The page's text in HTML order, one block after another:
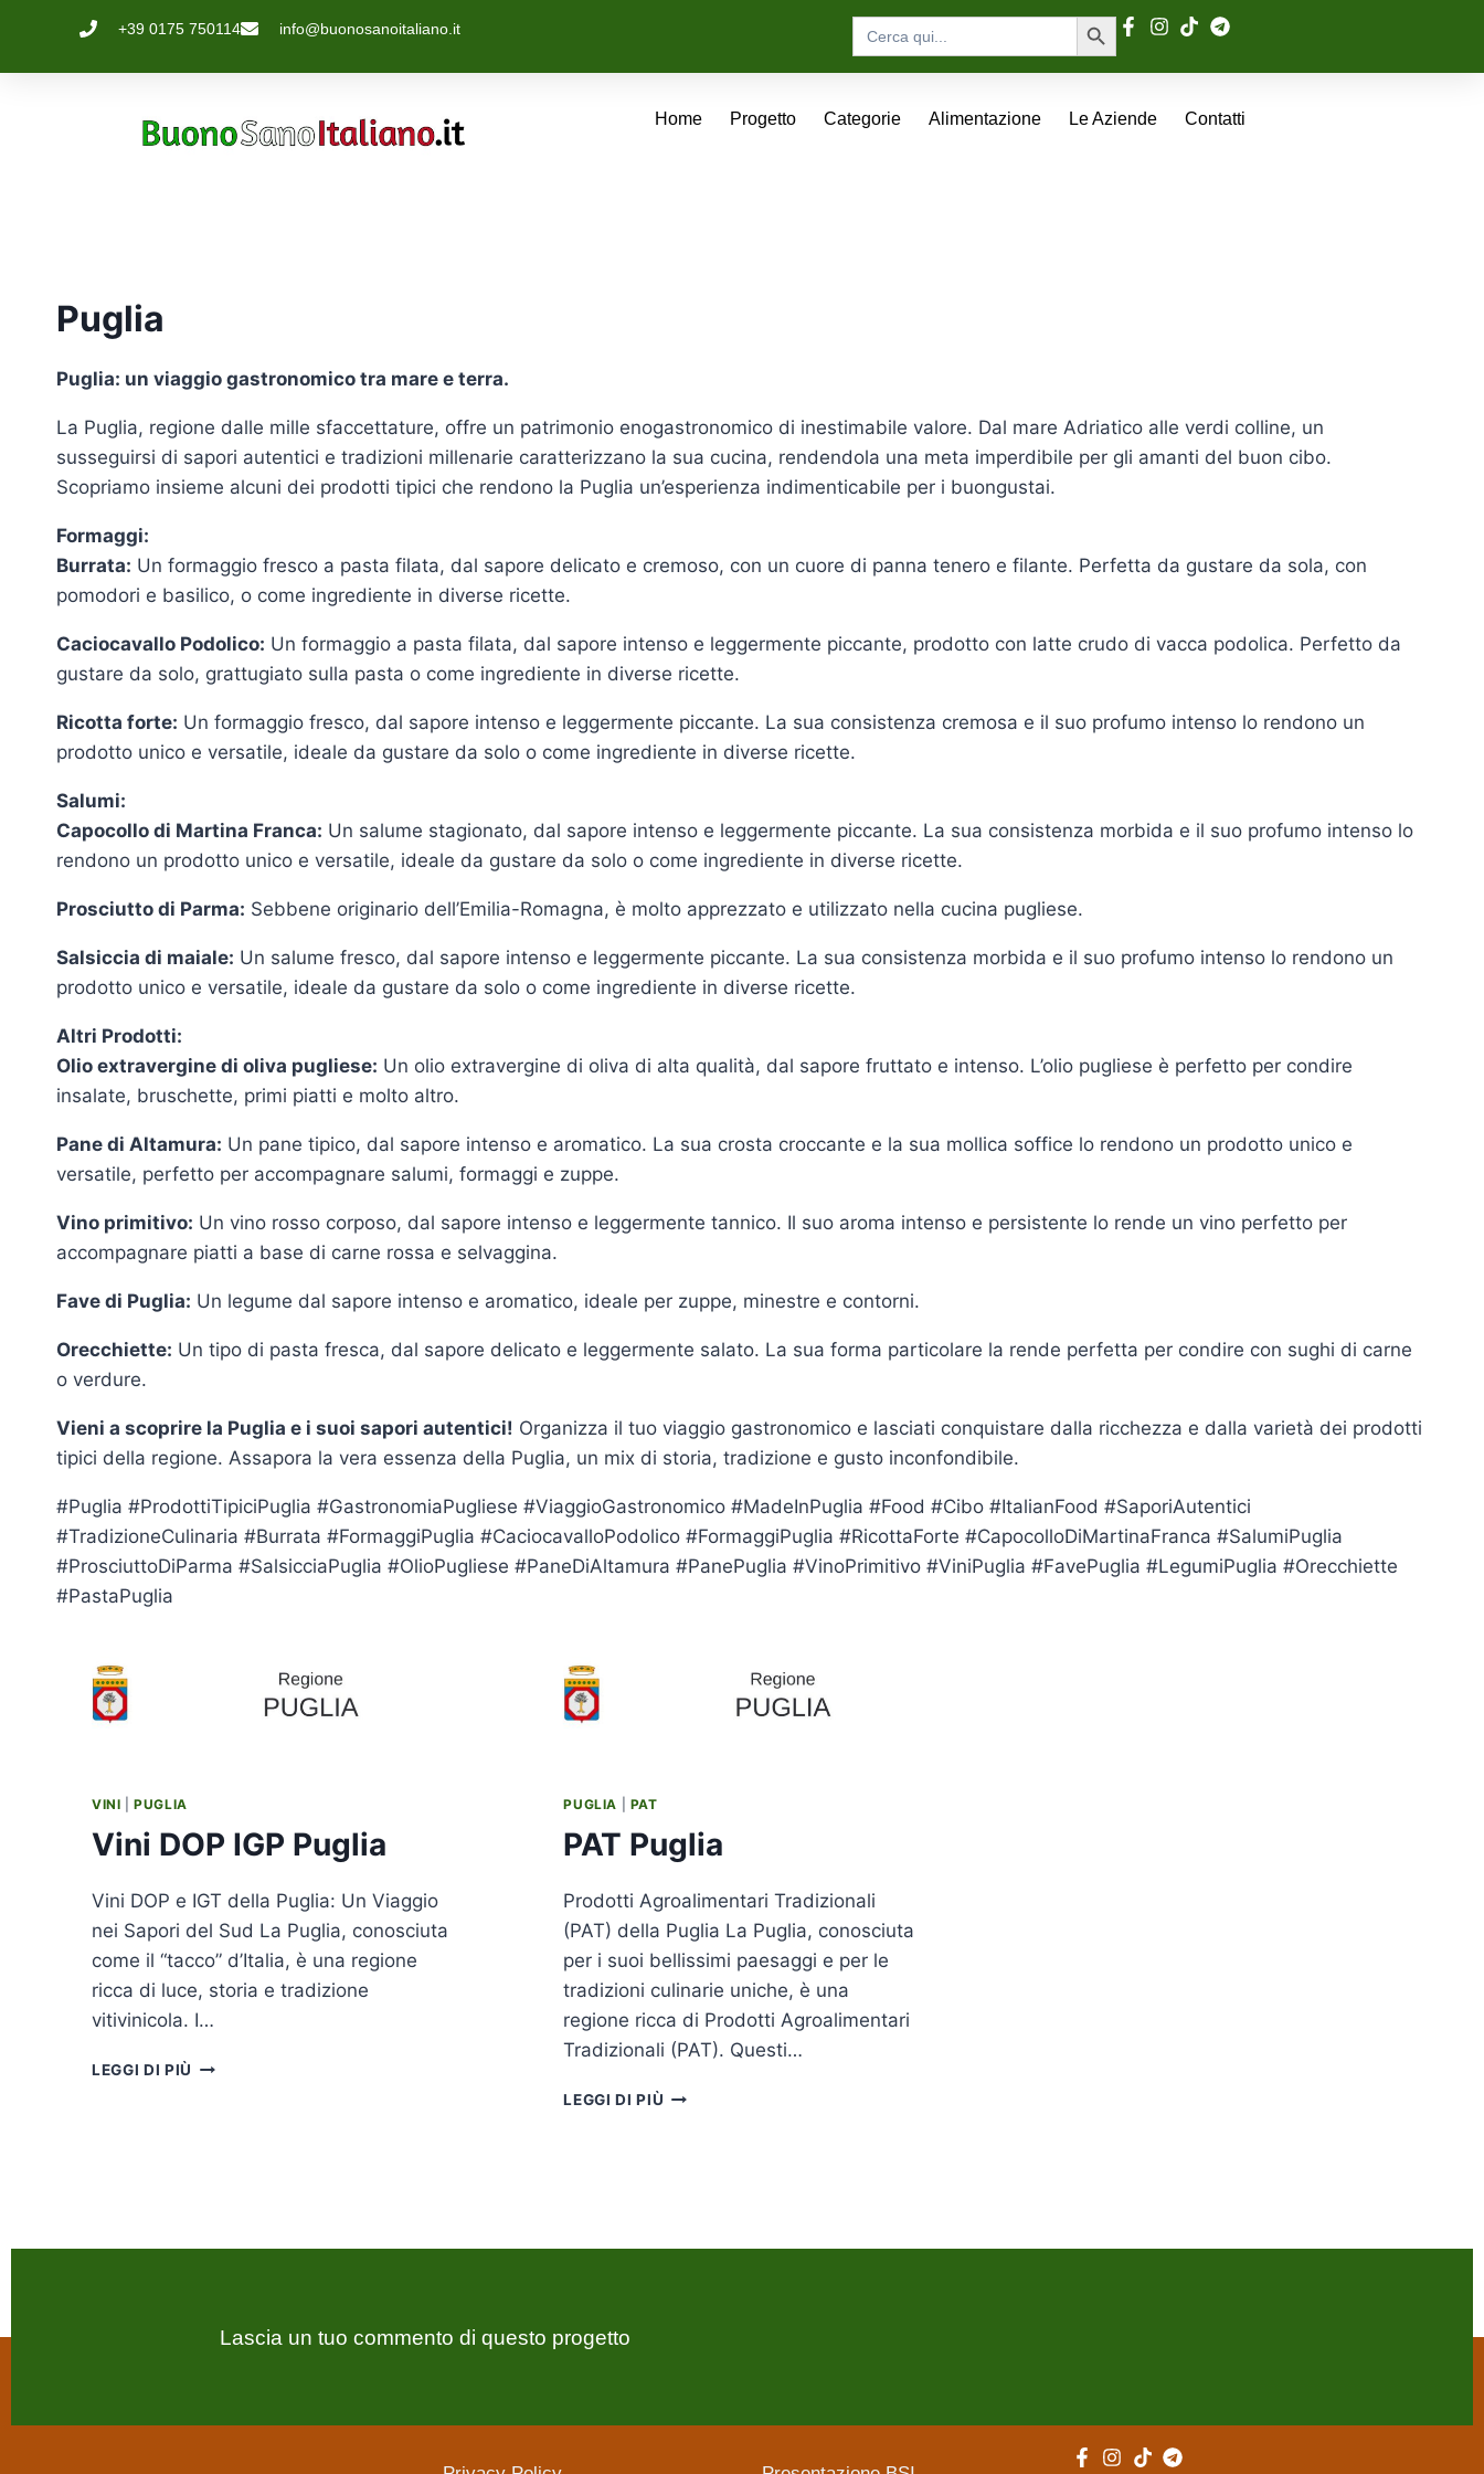
+39 0175 750114 info@buonosanoitaliano.it
Search
for:
Search Button
Home Progetto Categorie Alimentazione Le Aziende Contatti
Puglia
Puglia: un viaggio gastronomico tra mare e terra.
La Puglia, regione dalle mille sfaccettature, offre un patrimonio enogastronomico di inestimabile valore. Dal mare Adriatico alle verdi colline, un
susseguirsi di sapori autentici e tradizioni millenarie caratterizzano la sua cucina, rendendola una meta imperdibile per gli amanti del buon cibo.
Scopriamo insieme alcuni dei prodotti tipici che rendono la Puglia un’esperienza indimenticabile per i buongustai.
Formaggi:
Burrata: Un formaggio fresco a pasta filata, dal sapore delicato e cremoso, con un cuore di panna tenero e filante. Perfetta da gustare da sola, con
pomodori e basilico, o come ingrediente in diverse ricette.
Caciocavallo Podolico: Un formaggio a pasta filata, dal sapore intenso e leggermente piccante, prodotto con latte crudo di vacca podolica. Perfetto da
gustare da solo, grattugiato sulla pasta o come ingrediente in diverse ricette.
Ricotta forte: Un formaggio fresco, dal sapore intenso e leggermente piccante. La sua consistenza cremosa e il suo profumo intenso lo rendono un
prodotto unico e versatile, ideale da gustare da solo o come ingrediente in diverse ricette.
Salumi:
Capocollo di Martina Franca: Un salume stagionato, dal sapore intenso e leggermente piccante. La sua consistenza morbida e il suo profumo intenso lo
rendono un prodotto unico e versatile, ideale da gustare da solo o come ingrediente in diverse ricette.
Prosciutto di Parma: Sebbene originario dell’Emilia-Romagna, è molto apprezzato e utilizzato nella cucina pugliese.
Salsiccia di maiale: Un salume fresco, dal sapore intenso e leggermente piccante. La sua consistenza morbida e il suo profumo intenso lo rendono un
prodotto unico e versatile, ideale da gustare da solo o come ingrediente in diverse ricette.
Altri Prodotti:
Olio extravergine di oliva pugliese: Un olio extravergine di oliva di alta qualità, dal sapore fruttato e intenso. L’olio pugliese è perfetto per condire
insalate, bruschette, primi piatti e molto altro.
Pane di Altamura: Un pane tipico, dal sapore intenso e aromatico. La sua crosta croccante e la sua mollica soffice lo rendono un prodotto unico e
versatile, perfetto per accompagnare salumi, formaggi e zuppe.
Vino primitivo: Un vino rosso corposo, dal sapore intenso e leggermente tannico. Il suo aroma intenso e persistente lo rende un vino perfetto per
accompagnare piatti a base di carne rossa e selvaggina.
Fave di Puglia: Un legume dal sapore intenso e aromatico, ideale per zuppe, minestre e contorni.
Orecchiette: Un tipo di pasta fresca, dal sapore delicato e leggermente salato. La sua forma particolare la rende perfetta per condire con sughi di carne
o verdure.
Vieni a scoprire la Puglia e i suoi sapori autentici! Organizza il tuo viaggio gastronomico e lasciati conquistare dalla ricchezza e dalla varietà dei prodotti
tipici della regione. Assapora la vera essenza della Puglia, un mix di storia, tradizione e gusto inconfondibile.
#Puglia #ProdottiTipiciPuglia #GastronomiaPugliese #ViaggioGastronomico #MadeInPuglia #Food #Cibo #ItalianFood #SaporiAutentici
#TradizioneCulinaria #Burrata #FormaggiPuglia #CaciocavalloPodolico #FormaggiPuglia #RicottaForte #CapocolloDiMartinaFranca #SalumiPuglia
#ProsciuttoDiParma #SalsicciaPuglia #OlioPugliese #PaneDiAltamura #PanePuglia #VinoPrimitivo #ViniPuglia #FavePuglia #LegumiPuglia #Orecchiette
#PastaPuglia
VINI |PUGLIA
Vini DOP IGP Puglia
Vini DOP e IGT della Puglia: Un Viaggio
nei Sapori del Sud La Puglia, conosciuta
come il “tacco” d’Italia, è una regione
ricca di luce, storia e tradizione
vitivinicola. I…
LEGGI DI PIÙ
PUGLIA PAT
PAT Puglia
Prodotti Agroalimentari Tradizionali
(PAT) della Puglia La Puglia, conosciuta
per i suoi bellissimi paesaggi e per le
tradizioni culinarie uniche, è una
regione ricca di Prodotti Agroalimentari
Tradizionali (PAT). Questi…
LEGGI DI PIÙ
Lascia un tuo commento di questo progetto